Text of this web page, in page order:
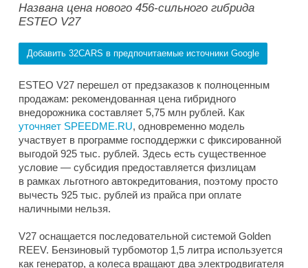
Названа цена нового 456-сильного гибрида
ESTEO V27
Добавить 32CARS в предпочитаемые источники Google
ESTEO V27 перешел от предзаказов к полноценным
продажам: рекомендованная цена гибридного
внедорожника составляет 5,75 млн рублей. Как
уточняет SPEEDME.RU, одновременно модель
участвует в программе господдержки с фиксированной
выгодой 925 тыс. рублей. Здесь есть существенное
условие — субсидия предоставляется физлицам
в рамках льготного автокредитования, поэтому просто
вычесть 925 тыс. рублей из прайса при оплате
наличными нельзя.
V27 оснащается последовательной системой Golden
REEV. Бензиновый турбомотор 1,5 литра используется
как генератор, а колеса вращают два электродвигателя